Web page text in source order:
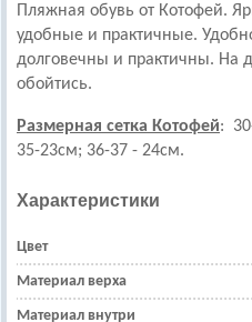
Пляжная обувь от Котофей.
удобные и практичные.
долговечны и практичны. На
обойтись.
Размерная сетка Котофей:
35-23см; 36-37 - 24см.
Характеристики
Цвет
Материал верха
Материал внутри